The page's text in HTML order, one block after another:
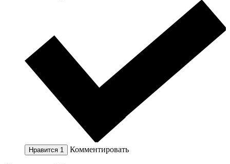
Нравится 1 Комментировать